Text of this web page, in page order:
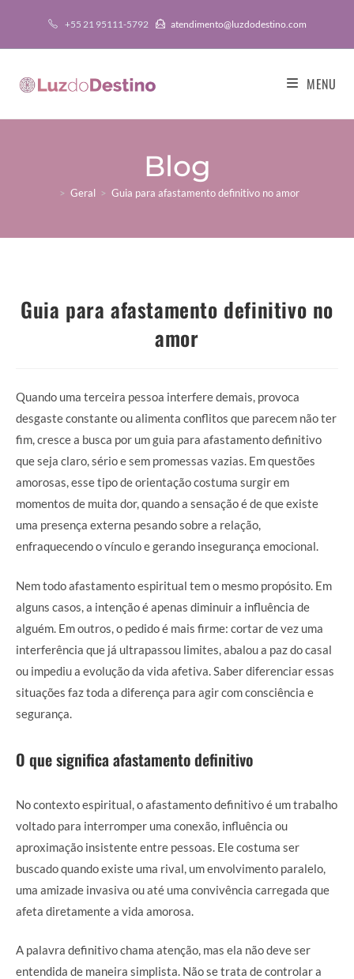
+55 21 95111-5792 atendimento@luzdodestino.com
MENU
Blog
> Geral > Guia para afastamento definitivo no amor
Guia para afastamento definitivo no
amor
Quando uma terceira pessoa interfere demais, provoca
desgaste constante ou alimenta conflitos que parecem não ter
fim, cresce a busca por um guia para afastamento definitivo
que seja claro, sério e sem promessas vazias. Em questões
amorosas, esse tipo de orientação costuma surgir em
momentos de muita dor, quando a sensação é de que existe
uma presença externa pesando sobre a relação,
enfraquecendo o vínculo e gerando insegurança emocional.
Nem todo afastamento espiritual tem o mesmo propósito. Em
alguns casos, a intenção é apenas diminuir a influência de
alguém. Em outros, o pedido é mais firme: cortar de vez uma
interferência que já ultrapassou limites, abalou a paz do casal
ou impediu a evolução da vida afetiva. Saber diferenciar essas
situações faz toda a diferença para agir com consciência e
segurança.
O que significa afastamento definitivo
No contexto espiritual, o afastamento definitivo é um trabalho
voltado para interromper uma conexão, influência ou
aproximação insistente entre pessoas. Ele costuma ser
buscado quando existe uma rival, um envolvimento paralelo,
uma amizade invasiva ou até uma convivência carregada que
afeta diretamente a vida amorosa.
A palavra definitivo chama atenção, mas ela não deve ser
entendida de maneira simplista. Não se trata de controlar a